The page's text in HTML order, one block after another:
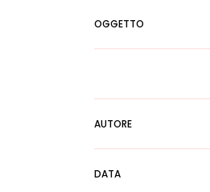
OGGETTO
AUTORE
DATA